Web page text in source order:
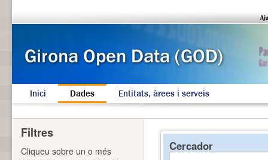
Inici Dades Entitats, àrees i serveis
Cercador
Filtres
Cliqueu sobre un o més